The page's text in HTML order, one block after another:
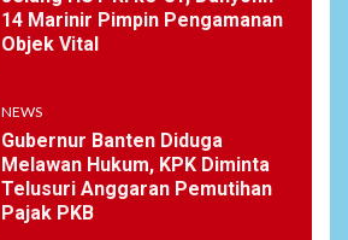
14 Marinir Pimpin Pengamanan
Objek Vital
NEWS
Gubernur Banten Diduga
Melawan Hukum, KPK Diminta
Telusuri Anggaran Pemutihan
Pajak PKB